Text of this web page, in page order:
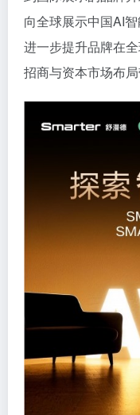
向全球展示中国AI
进一步提升品牌在
招商与资本市场布局